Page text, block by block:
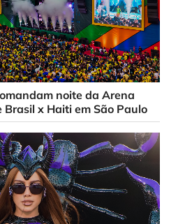
noite da Arena
x Haiti em São Paulo